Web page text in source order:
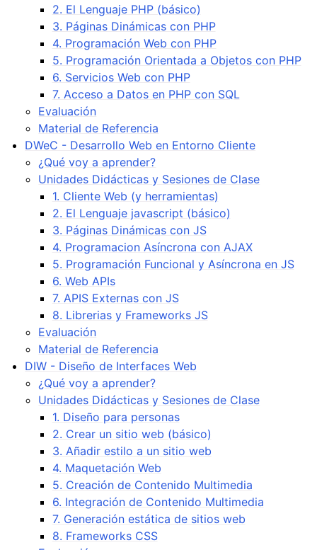
2. El Lenguaje PHP (básico)
3. Páginas Dinámicas con PHP
4. Programación Web con PHP
5. Programación Orientada a Objetos con PHP
6. Servicios Web con PHP
7. Acceso a Datos en PHP con SQL
Evaluación
Material de Referencia
DWeC - Desarrollo Web en Entorno Cliente
¿Qué voy a aprender?
Unidades Didácticas y Sesiones de Clase
1. Cliente Web (y herramientas)
2. El Lenguaje javascript (básico)
3. Páginas Dinámicas con JS
4. Programacion Asíncrona con AJAX
5. Programación Funcional y Asíncrona en JS
6. Web APIs
7. APIS Externas con JS
8. Librerias y Frameworks JS
Evaluación
Material de Referencia
DIW - Diseño de Interfaces Web
¿Qué voy a aprender?
Unidades Didácticas y Sesiones de Clase
1. Diseño para personas
2. Crear un sitio web (básico)
3. Añadir estilo a un sitio web
4. Maquetación Web
5. Creación de Contenido Multimedia
6. Integración de Contenido Multimedia
7. Generación estática de sitios web
8. Frameworks CSS